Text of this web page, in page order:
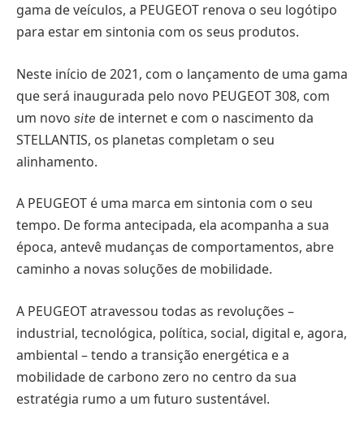
gama de veículos, a PEUGEOT renova o seu logótipo
para estar em sintonia com os seus produtos.
Neste início de 2021, com o lançamento de uma gama
que será inaugurada pelo novo PEUGEOT 308, com
um novo site de internet e com o nascimento da
STELLANTIS, os planetas completam o seu
alinhamento.
A PEUGEOT é uma marca em sintonia com o seu
tempo. De forma antecipada, ela acompanha a sua
época, antevê mudanças de comportamentos, abre
caminho a novas soluções de mobilidade.
A PEUGEOT atravessou todas as revoluções –
industrial, tecnológica, política, social, digital e, agora,
ambiental – tendo a transição energética e a
mobilidade de carbono zero no centro da sua
estratégia rumo a um futuro sustentável.